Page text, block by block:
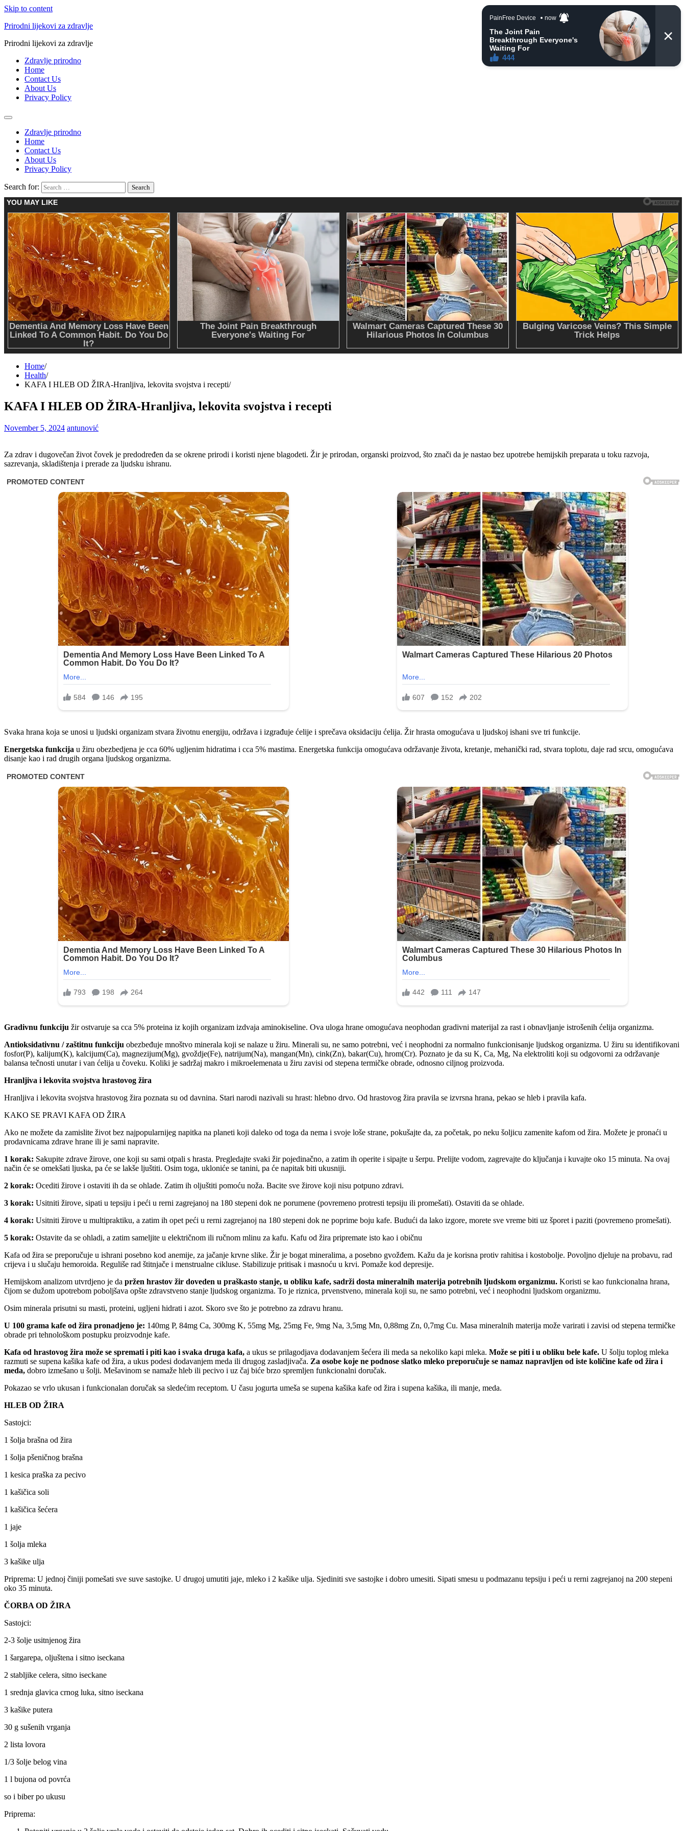
Skip to content
Prirodni lijekovi za zdravlje
Prirodni lijekovi za zdravlje
Zdravlje prirodno
Home
Contact Us
About Us
Privacy Policy
Zdravlje prirodno
Home
Contact Us
About Us
Privacy Policy
Search for:
Home
Health
KAFA I HLEB OD ŽIRA-Hranljiva, lekovita svojstva i recepti
KAFA I HLEB OD ŽIRA-Hranljiva, lekovita svojstva i recepti
November 5, 2024 antunović
Za zdrav i dugovečan život čovek je predodređen da se okrene prirodi i koristi njene blagodeti. Žir je prirodan, organski proizvod, što znači da je nastao bez upotrebe hemijskih preparata u toku razvoja,
sazrevanja, skladištenja i prerade za ljudsku ishranu.
Svaka hrana koja se unosi u ljudski organizam stvara životnu energiju, održava i izgrađuje ćelije i sprečava oksidaciju ćelija. Žir hrasta omogućava u ljudskoj ishani sve tri funkcije.
Energetska funkcija u žiru obezbedjena je cca 60% ugljenim hidratima i cca 5% mastima. Energetska funkcija omogućava održavanje života, kretanje, mehanički rad, stvara toplotu, daje rad srcu, omogućava
disanje kao i rad drugih organa ljudskog organizma.
Gradivnu funkciju žir ostvaruje sa cca 5% proteina iz kojih organizam izdvaja aminokiseline. Ova uloga hrane omogućava neophodan gradivni materijal za rast i obnavljanje istrošenih ćelija organizma.
Antioksidativnu / zaštitnu funkciju obezbeđuje mnoštvo minerala koji se nalaze u žiru. Minerali su, ne samo potrebni, već i neophodni za normalno funkcionisanje ljudskog organizma. U žiru su identifikovani
fosfor(P), kalijum(K), kalcijum(Ca), magnezijum(Mg), gvoždje(Fe), natrijum(Na), mangan(Mn), cink(Zn), bakar(Cu), hrom(Cr). Poznato je da su K, Ca, Mg, Na elektroliti koji su odgovorni za održavanje
balansa tečnosti unutar i van ćelija u čoveku. Koliki je sadržaj makro i mikroelemenata u žiru zavisi od stepena termičke obrade, odnosno ciljnog proizvoda.
Hranljiva i lekovita svojstva hrastovog žira
Hranljiva i lekovita svojstva hrastovog žira poznata su od davnina. Stari narodi nazivali su hrast: hlebno drvo. Od hrastovog žira pravila se izvrsna hrana, pekao se hleb i pravila kafa.
KAKO SE PRAVI KAFA OD ŽIRA
Ako ne možete da zamislite život bez najpopularnijeg napitka na planeti koji daleko od toga da nema i svoje loše strane, pokušajte da, za početak, po neku šoljicu zamenite kafom od žira. Možete je pronaći u
prodavnicama zdrave hrane ili je sami napravite.
1 korak: Sakupite zdrave žirove, one koji su sami otpali s hrasta. Pregledajte svaki žir pojedinačno, a zatim ih operite i sipajte u šerpu. Prelijte vodom, zagrevajte do ključanja i kuvajte oko 15 minuta. Na ovaj
način će se omekšati ljuska, pa će se lakše ljuštiti. Osim toga, ukloniće se tanini, pa će napitak biti ukusniji.
2 korak: Ocediti žirove i ostaviti ih da se ohlade. Zatim ih oljuštiti pomoću noža. Bacite sve žirove koji nisu potpuno zdravi.
3 korak: Usitniti žirove, sipati u tepsiju i peći u rerni zagrejanoj na 180 stepeni dok ne porumene (povremeno protresti tepsiju ili promešati). Ostaviti da se ohlade.
4 korak: Usitniti žirove u multipraktiku, a zatim ih opet peći u rerni zagrejanoj na 180 stepeni dok ne poprime boju kafe. Budući da lako izgore, morete sve vreme biti uz šporet i paziti (povremeno promešati).
5 korak: Ostavite da se ohladi, a zatim sameljite u električnom ili ručnom mlinu za kafu. Kafu od žira pripremate isto kao i običnu
Kafa od žira se preporučuje u ishrani posebno kod anemije, za jačanje krvne slike. Žir je bogat mineralima, a posebno gvožđem. Kažu da je korisna protiv rahitisa i kostobolje. Povoljno djeluje na probavu, rad
crijeva i u slučaju hemoroida. Reguliše rad štitnjače i menstrualne cikluse. Stabilizuje pritisak i masnoću u krvi. Pomaže kod depresije.
Hemijskom analizom utvrdjeno je da pržen hrastov žir doveden u praškasto stanje, u obliku kafe, sadrži dosta mineralnih materija potrebnih ljudskom organizmu. Koristi se kao funkcionalna hrana,
čijom se dužom upotrebom poboljšava opšte zdravstveno stanje ljudskog organizma. To je riznica, prvenstveno, minerala koji su, ne samo potrebni, već i neophodni ljudskom organizmu.
Osim minerala prisutni su masti, proteini, ugljeni hidrati i azot. Skoro sve što je potrebno za zdravu hranu.
U 100 grama kafe od žira pronadjeno je: 140mg P, 84mg Ca, 300mg K, 55mg Mg, 25mg Fe, 9mg Na, 3,5mg Mn, 0,88mg Zn, 0,7mg Cu. Masa mineralnih materija može varirati i zavisi od stepena termičke
obrade pri tehnološkom postupku proizvodnje kafe.
Kafa od hrastovog žira može se spremati i piti kao i svaka druga kafa, a ukus se prilagodjava dodavanjem šećera ili meda sa nekoliko kapi mleka. Može se piti i u obliku bele kafe. U šolju toplog mleka
razmuti se supena kašika kafe od žira, a ukus podesi dodavanjem meda ili drugog zasladjivača. Za osobe koje ne podnose slatko mleko preporučuje se namaz napravljen od iste količine kafe od žira i
meda, dobro izmešano u šolji. Mešavinom se namaže hleb ili pecivo i uz čaj biće brzo spremljen funkcionalni doručak.
Pokazao se vrlo ukusan i funkcionalan doručak sa sledećim receptom. U času jogurta umeša se supena kašika kafe od žira i supena kašika, ili manje, meda.
HLEB OD ŽIRA
Sastojci:
1 šolja brašna od žira
1 šolja pšeničnog brašna
1 kesica praška za pecivo
1 kašičica soli
1 kašičica šećera
1 jaje
1 šolja mleka
3 kašike ulja
Priprema: U jednoj činiji pomešati sve suve sastojke. U drugoj umutiti jaje, mleko i 2 kašike ulja. Sjediniti sve sastojke i dobro umesiti. Sipati smesu u podmazanu tepsiju i peći u rerni zagrejanoj na 200 stepeni
oko 35 minuta.
ČORBA OD ŽIRA
Sastojci:
2-3 šolje usitnjenog žira
1 šargarepa, oljuštena i sitno iseckana
2 stabljike celera, sitno iseckane
1 srednja glavica crnog luka, sitno iseckana
3 kašike putera
30 g sušenih vrganja
2 lista lovora
1/3 šolje belog vina
1 l bujona od povrća
so i biber po ukusu
Priprema: